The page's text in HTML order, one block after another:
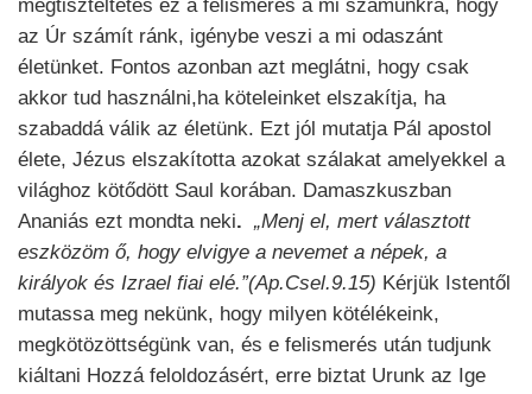
megtiszteltetés ez a felismerés a mi számunkra, hogy
az Úr számít ránk, igénybe veszi a mi odaszánt
életünket. Fontos azonban azt meglátni, hogy csak
akkor tud használni,ha köteleinket elszakítja, ha
szabaddá válik az életünk. Ezt jól mutatja Pál apostol
élete, Jézus elszakította azokat szálakat amelyekkel a
világhoz kötődött Saul korában. Damaszkuszban
Ananiás ezt mondta neki. „Menj el, mert választott
eszközöm ő, hogy elvigye a nevemet a népek, a
királyok és Izrael fiai elé.”(Ap.Csel.9.15) Kérjük Istentől
mutassa meg nekünk, hogy milyen kötélékeink,
megkötözöttségünk van, és e felismerés után tudjunk
kiáltani Hozzá feloldozásért, erre biztat Urunk az Ige